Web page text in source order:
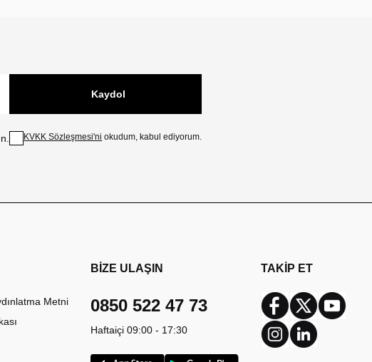
Kaydol
KVKK Sözleşmesi'ni okudum, kabul ediyorum.
Metni
BİZE ULAŞIN
0850 522 47 73
Haftaiçi 09:00 - 17:30
TAKİP ET
Facebook
Twitter
InstagramLinkedin